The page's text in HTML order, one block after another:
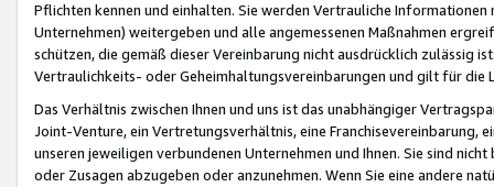
Pflichten kennen und einhalten. Sie werden Vertrauliche
Unternehmen) weitergeben und alle angemessenen Maßnahmen
schützen, die gemäß dieser Vereinbarung nicht ausdrücklich zulässig
Vertraulichkeits- oder Geheimhaltungsvereinbarungen und gilt für die
Das Verhältnis zwischen Ihnen und uns ist das unabhängiger
Joint-Venture, ein Vertretungsverhältnis, eine Franchisevereinbarung,
unseren jeweiligen verbundenen Unternehmen und Ihnen. Sie sind
oder Zusagen abzugeben oder anzunehmen. Wenn Sie eine andere